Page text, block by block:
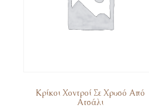
Κρίκοι Χοντροί Σε Χρυσό Από
Ατσάλι